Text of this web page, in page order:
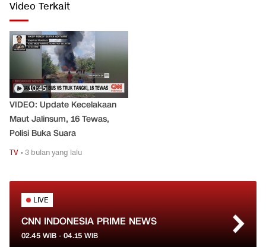
Video Terkait
10:45
VIDEO: Update Kecelakaan
Maut Jalinsum, 16 Tewas,
Polisi Buka Suara
TV •3 bulan yang lalu
LIVE
CNN INDONESIA PRIME NEWS
02.45 WIB - 04.15 WIB